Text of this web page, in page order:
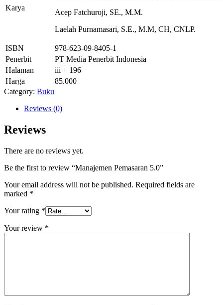
Karya
Acep Fatchuroji, SE., M.M.
Laelah Purnamasari, S.E., M.M, CH, CNLP.
ISBN
978-623-09-8405-1
Penerbit
PT Media Penerbit Indonesia
Halaman
iii + 196
Harga
85.000
Category: Buku
Reviews (0)
Reviews
There are no reviews yet.
Be the first to review “Manajemen Pemasaran 5.0”
Your email address will not be published. Required fields are
marked *
Your rating *
Your review *